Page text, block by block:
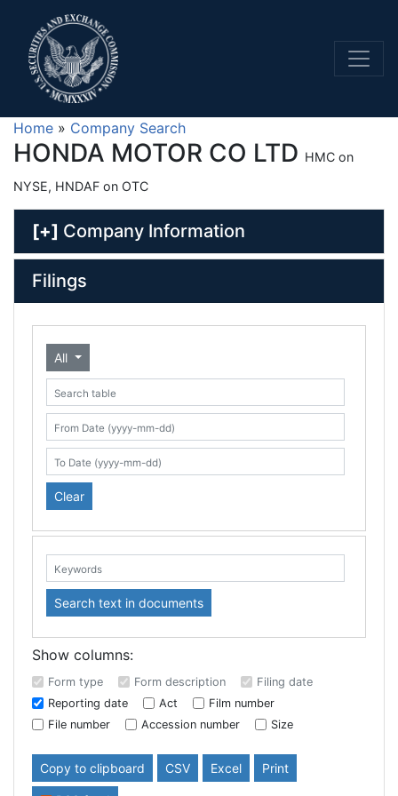
Home » Company Search
HONDA MOTOR CO LTD HMC on
NYSE, HNDAF on OTC
[+] Company Information
Filings
All
Search table
From Date (yyyy-mm-dd)
To Date (yyyy-mm-dd)
Clear
Keywords: Search text in documents
Show columns:
Form type Form description
Filing date
Reporting date
Act
Film number
File number
Accession number Size
Copy to clipboard CSV Excel Print